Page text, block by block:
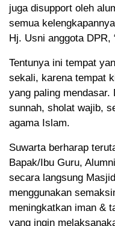
juga disupport oleh
semua
Hj. Usni anggota DPR,
Tentunya ini tempat
sekali, karena tempat
yang paling
sunnah, sholat wajib,
agama Islam.
Suwarta berharap
Bapak/Ibu Guru,
secara langsung
menggunakan
meningkatkan iman &
yang ingin